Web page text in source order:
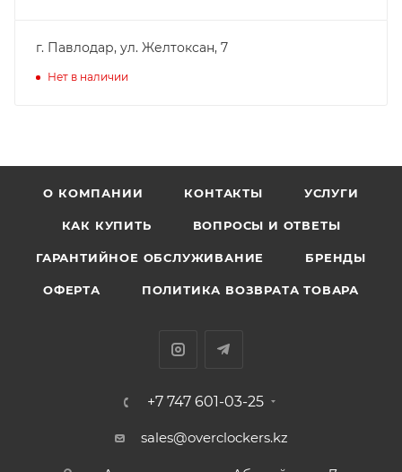
г. Павлодар, ул. Желтоксан, 7
Нет в наличии
О КОМПАНИИ КОНТАКТЫ УСЛУГИ
КАК КУПИТЬ ВОПРОСЫ И ОТВЕТЫ
ГАРАНТИЙНОЕ ОБСЛУЖИВАНИЕ БРЕНДЫ
ОФЕРТА ПОЛИТИКА ВОЗВРАТА ТОВАРА
+7 747 601-03-25
sales@overclockers.kz